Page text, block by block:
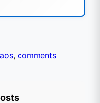
, comments